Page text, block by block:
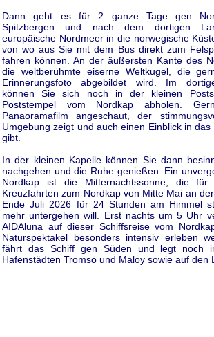
Dann geht es für 2 ganze Tage gen
Spitzbergen und nach dem dortigen
europäische Nordmeer in die norwegische
von wo aus Sie mit dem Bus direkt zum
fahren können. An der äußersten Kante des
die weltberühmte eiserne Weltkugel, die
Erinnerungsfoto abgebildet wird. Im
können Sie sich noch in der kleinen
Poststempel vom Nordkap abholen.
Panaoramafilm angeschaut, der
Umgebung zeigt und auch einen Einblick in
gibt.
In der kleinen Kapelle können Sie dann
nachgehen und die Ruhe genießen. Ein
Nordkap ist die Mitternachtssonne, die
Kreuzfahrten zum Nordkap von Mitte Mai an
Ende Juli 2026 für 24 Stunden am Himmel
mehr untergehen will. Erst nachts um 5 Uhr
AIDAluna auf dieser Schiffsreise vom
Naturspektakel besonders intensiv erleben
fährt das Schiff gen Süden und legt noch
Hafenstädten Tromsö und Maloy sowie auf den